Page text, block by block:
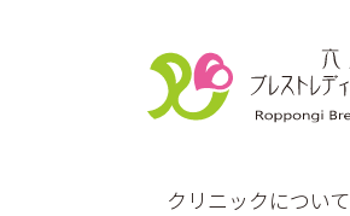
クリニックについて